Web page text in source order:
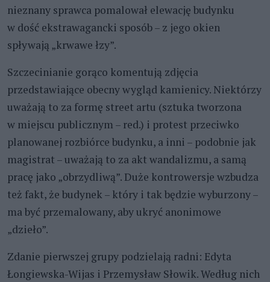
nieznany sprawca pomalował elewację budynku
w dość ekstrawagancki sposób – z jego okien
spływają „krwawe łzy”.
Szczecinianie gorąco komentują zdjęcia
przedstawiające obecny wygląd kamienicy. Niektórzy
uważają to za formę street artu (sztuka tworzona
w miejscu publicznym – red.) i protest przeciwko
planowanej rozbiórce budynku, a inni – podobnie jak
magistrat – uważają to za akt wandalizmu, a samą
pracę jako „obrzydliwą”. Duże kontrowersje wzbudza
też fakt, że budynek – który i tak będzie wyburzony –
ma być przemalowany, aby ukryć anonimowe
„dzieło”.
Zdanie pierwszej grupy podzielają radni: Edyta
Łongiewska-Wijas i Przemysław Słowik. Według nich